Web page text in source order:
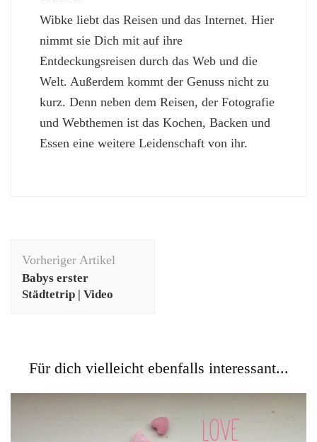
Wibke liebt das Reisen und das Internet. Hier
nimmt sie Dich mit auf ihre
Entdeckungsreisen durch das Web und die
Welt. Außerdem kommt der Genuss nicht zu
kurz. Denn neben dem Reisen, der Fotografie
und Webthemen ist das Kochen, Backen und
Essen eine weitere Leidenschaft von ihr.
Vorheriger Artikel
Babys erster
Städtetrip | Video
Für dich vielleicht ebenfalls interessant...